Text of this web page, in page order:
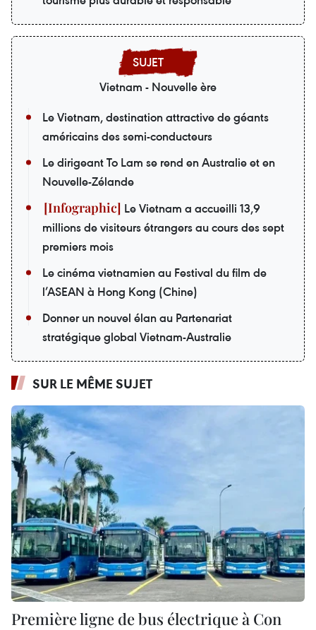
Vietnam - Nouvelle ère
Le Vietnam, destination attractive de géants
américains des semi-conducteurs
Le dirigeant To Lam se rend en Australie et en
Nouvelle-Zélande
Le Vietnam a accueilli 13,9
millions de visiteurs étrangers au cours des sept
premiers mois
Le cinéma vietnamien au Festival du film de
l’ASEAN à Hong Kong (Chine)
Donner un nouvel élan au Partenariat
stratégique global Vietnam-Australie
SUR LE MÊME SUJET
Première ligne de bus électrique à Con